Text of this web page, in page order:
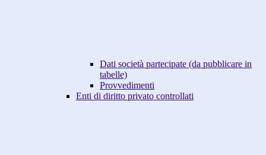
Dati società partecipate (da pubblicare in
tabelle)
Provvedimenti
Enti di diritto privato controllati